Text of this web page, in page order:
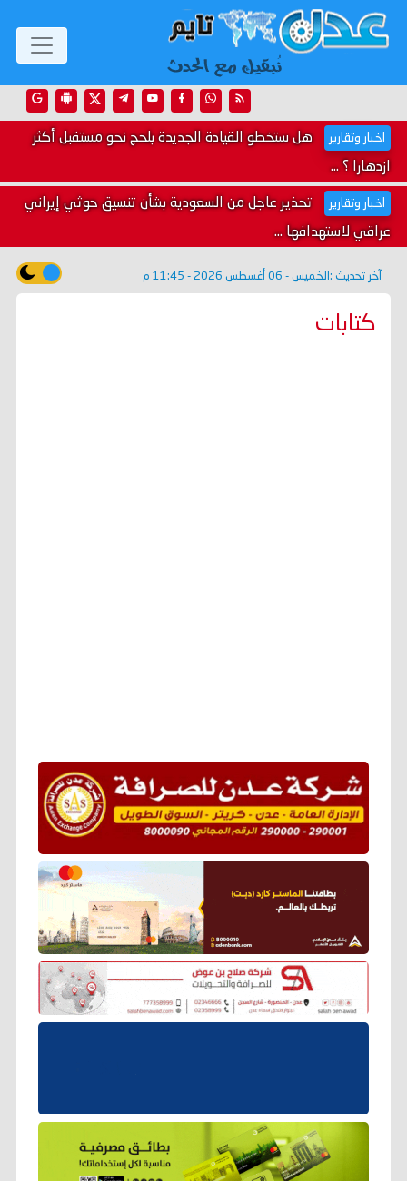
اخبار وتقارير هل ستخطو القيادة الجديدة بلحج نحو مستقبل أكثر
ازدهارا ؟ ...
اخبار وتقارير تحذير عاجل من السعودية بشأن تنسيق حوثي إيراني
عراقي لاستهدافها ...
آخر تحديث : الخميس - 06 أغسطس 2026 - 11:45 م
كتابات